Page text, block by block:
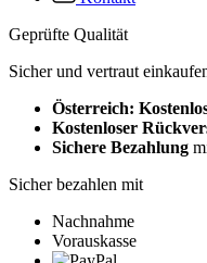
Geprüfte Qualität
Sicher und vertraut
Österreich:
Kostenloser
Sichere Bezahlung
Sicher bezahlen mit
Nachnahme
Vorauskasse